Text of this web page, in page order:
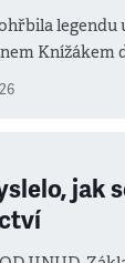
jak